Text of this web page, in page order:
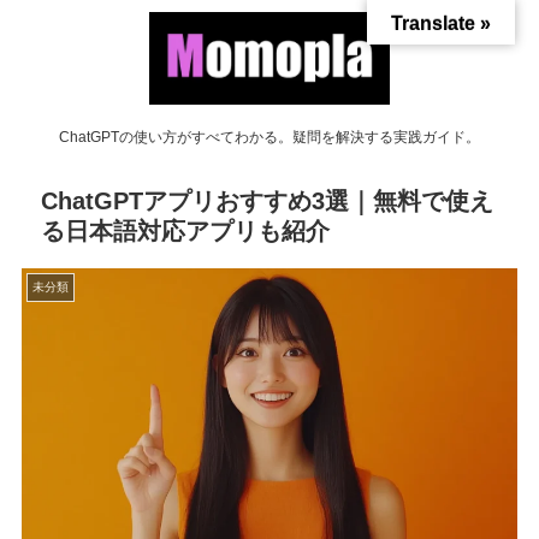
ChatGPTの使い方がすべてわかる。疑問を解決する実践ガイド。
ChatGPTアプリおすすめ3選｜無料で使え
る日本語対応アプリも紹介
未分類
Translate »